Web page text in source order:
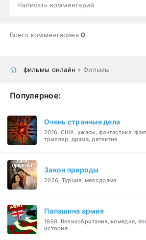
Написать комментарий
Всего комментариев0
фильмы онлайн » Фильмы
Популярное:
Очень странные дела
2016, США, ужасы, фантастика,
триллер, драма, детектив
Закон природы
2026, Турция, мелодрама
Папашина армия
1968, Великобритания, комедия,
история